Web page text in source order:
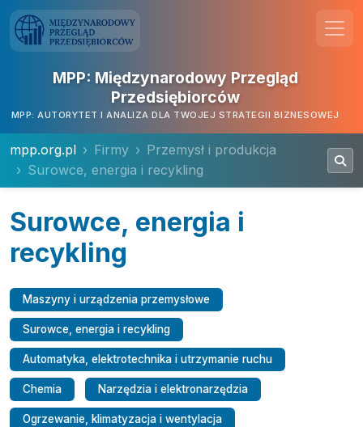
MPP: Międzynarodowy Przegląd
Przedsiębiorców
MPP: AUTORYTET I ANALIZA DLA TWOJEJ STRATEGII BIZNESOWEJ
mpp.org.pl Firmy
Przemysł i produkcja
Surowce, energia i recykling
Surowce, energia i
recykling
Maszyny i urządzenia przemysłowe
Surowce, energia i recykling
Automatyka, elektrotechnika i utrzymanie ruchu
Chemia Narzędzia i elektronarzędzia
Ogrzewanie, klimatyzacja i wentylacja